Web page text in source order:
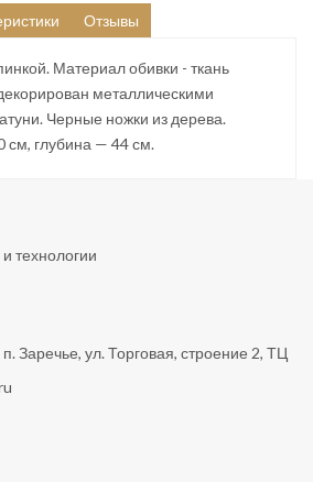
Отзывы
Материал обивки - ткань
металлическими
Черные ножки из дерева.
см, глубина — 44 см.
технологии
Заречье, ул. Торговая, строение 2, ТЦ